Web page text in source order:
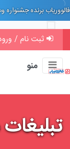
فالووریاب برنده جشنواره وب و
ثبت نام /
منو
تبلیغات